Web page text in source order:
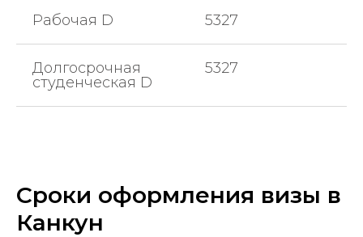
Рабочая D 5327
Долгосрочная
студенческая D
5327
Сроки оформления визы в
Канкун